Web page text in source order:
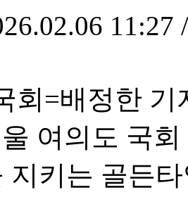
11:27
회=배정한
여의도 국
지키는 골든